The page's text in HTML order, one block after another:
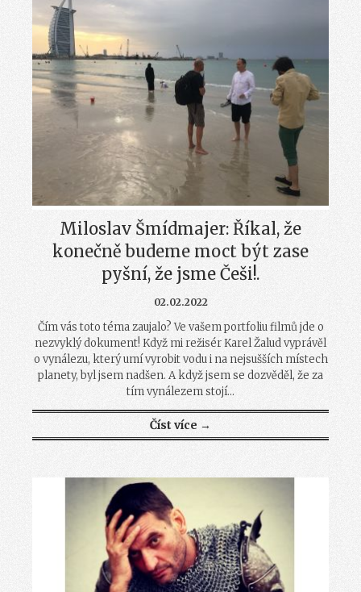
Miloslav Šmídmajer: Říkal, že
konečně budeme moct být zase
pyšní, že jsme Češi!.
02.02.2022
Čím vás toto téma zaujalo? Ve vašem portfoliu filmů jde o
nezvyklý dokument! Když mi režisér Karel Žalud vyprávěl
o vynálezu, který umí vyrobit vodu i na nejsušších místech
planety, byl jsem nadšen. A když jsem se dozvěděl, že za
tím vynálezem stojí...
Číst více →